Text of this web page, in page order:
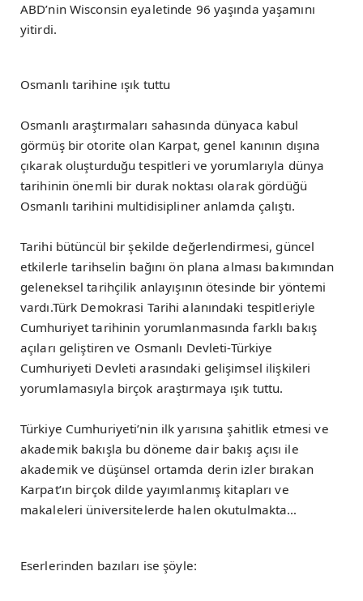
ABD’nin Wisconsin eyaletinde 96 yaşında yaşamını
yitirdi.
Osmanlı tarihine ışık tuttu
Osmanlı araştırmaları sahasında dünyaca kabul
görmüş bir otorite olan Karpat, genel kanının dışına
çıkarak oluşturduğu tespitleri ve yorumlarıyla dünya
tarihinin önemli bir durak noktası olarak gördüğü
Osmanlı tarihini multidisipliner anlamda çalıştı.
Tarihi bütüncül bir şekilde değerlendirmesi, güncel
etkilerle tarihselin bağını ön plana alması bakımından
geleneksel tarihçilik anlayışının ötesinde bir yöntemi
vardı.Türk Demokrasi Tarihi alanındaki tespitleriyle
Cumhuriyet tarihinin yorumlanmasında farklı bakış
açıları geliştiren ve Osmanlı Devleti-Türkiye
Cumhuriyeti Devleti arasındaki gelişimsel ilişkileri
yorumlamasıyla birçok araştırmaya ışık tuttu.
Türkiye Cumhuriyeti’nin ilk yarısına şahitlik etmesi ve
akademik bakışla bu döneme dair bakış açısı ile
akademik ve düşünsel ortamda derin izler bırakan
Karpat’ın birçok dilde yayımlanmış kitapları ve
makaleleri üniversitelerde halen okutulmakta…
Eserlerinden bazıları ise şöyle: